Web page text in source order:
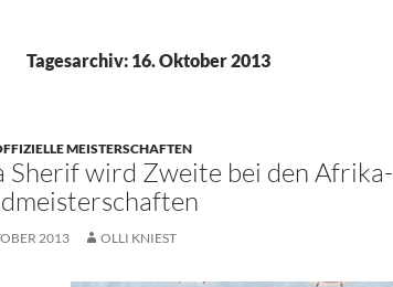
Tagesarchiv: 16. Oktober 2013
MEISTERSCHAFTEN
Sherif wird Zweite bei den Afrika-
2013 OLLI KNIEST